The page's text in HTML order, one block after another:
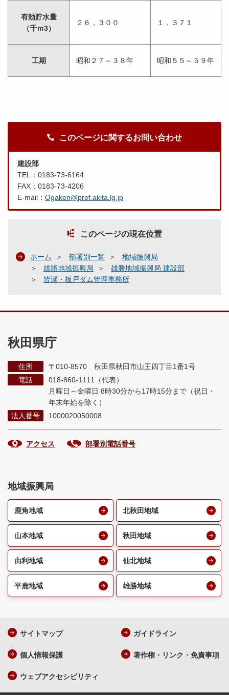
有効貯水量
（千ｍ3）
２６，３００ １，３７１
工期 昭和２７～３８年 昭和５５～５９年
このページに関するお問い合わせ
建設部
TEL：0183-73-6164
FAX：0183-73-4206
E-mail： Ogaken@pref.akita.lg.jp
このページの現在位置
ホーム 部署別一覧
地域振興局
雄勝地域振興局
雄勝地域振興局 建設部
皆瀬・板戸ダム管理事務所
秋田県庁
住所
〒010-8570 秋田県秋田市山王四丁目1番1号
電話
018-860-1111（代表）
月曜日～金曜日 8時30分から17時15分まで （祝日・
年末年始を除く）
法人番号
1000020050008
アクセス 部署別電話番号
地域振興局
鹿角地域 北秋田地域
山本地域 秋田地域
由利地域 仙北地域
平鹿地域 雄勝地域
サイトマップ ガイドライン
個人情報保護 著作権・リンク・免責事項
ウェブアクセシビリティ